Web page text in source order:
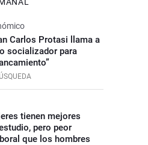
Carlos Protasi llama a
socializador para
tienen mejores
pero peor
que los hombres